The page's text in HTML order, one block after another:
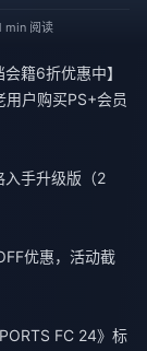
min 阅读
籍6折优惠中】
用户购买PS+会员
入手升级版（2
优惠，活动截
FC 24》标